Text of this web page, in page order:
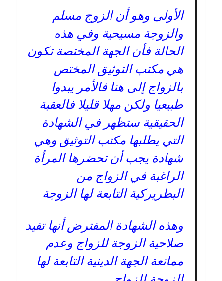
الأولى وهو أن الزوج مسلم
والزوجة مسيحية وفي هذه
الحالة فأن الجهة المختصة تكون
هي مكتب التوثيق المختص
بالزواج إلى هنا فالأمر يبدوا
طبيعيا ولكن مهلا قليلا فالعقبة
الحقيقية ستظهر في الشهادة
التي يطلبها مكتب التوثيق وهي
شهادة يجب أن تحضرها المرأة
الراغبة في الزواج من
البطريركية التابعة لها الزوجة
وهذه الشهادة المفترض أنها تفيد
صلاحية الزوجة للزواج وعدم
ممانعة الجهة الدينية التابعة لها